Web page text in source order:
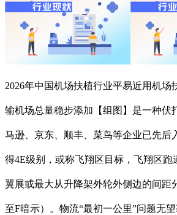
2026年中国机场扶植行业平易近用机场
输机场总量稳步添加【组图】是一种伏
马逊、京东、顺丰、菜鸟等企业已先后
得4E级别，或称飞翔区目标，飞翔区跑
翼展或最大从升降架外轮外侧边的间距
至F暗示）。物流“最初一公里”问题无